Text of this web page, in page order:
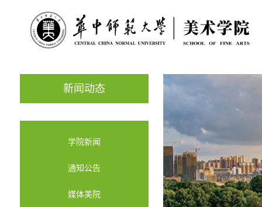
新闻动态
学院新闻
通知公告
媒体美院